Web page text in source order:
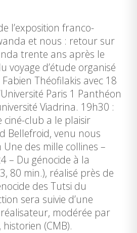
l’exposition franco-
et nous : retour sur
trente ans après le
voyage d’étude organisé
Théofilakis avec 18
Paris 1 Panthéon
Viadrina. 19h30 :
ciné-club a le plaisir
Bellefroid, venu nous
des mille collines –
– Du génocide à la
80 min.), réalisé près de
des Tutsi du
sera suivie d’une
modérée par
(CMB).